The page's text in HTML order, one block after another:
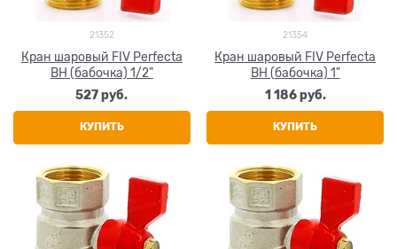
21352
Кран шаровый FIV Perfecta
ВН (бабочка) 1/2"
527 руб.
КУПИТЬ
21354
Кран шаровый FIV Perfecta
ВН (бабочка) 1"
1 186 руб.
КУПИТЬ